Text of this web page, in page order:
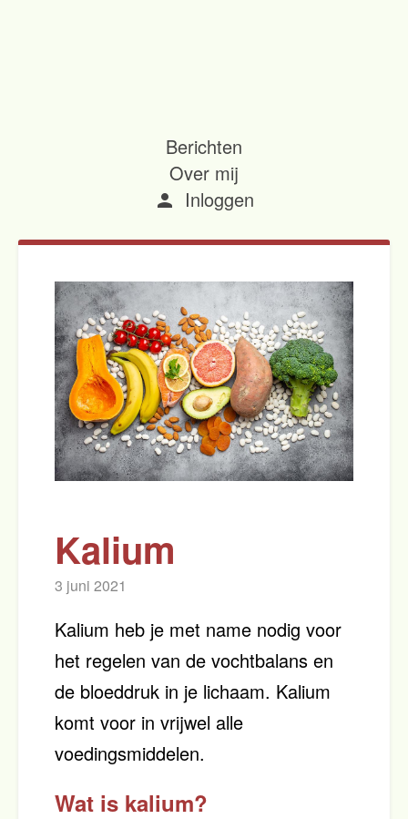
Berichten
Over mij
person Inloggen
Kalium
3 juni 2021
Kalium heb je met name nodig voor
het regelen van de vochtbalans en
de bloeddruk in je lichaam. Kalium
komt voor in vrijwel alle
voedingsmiddelen.
Wat is kalium?